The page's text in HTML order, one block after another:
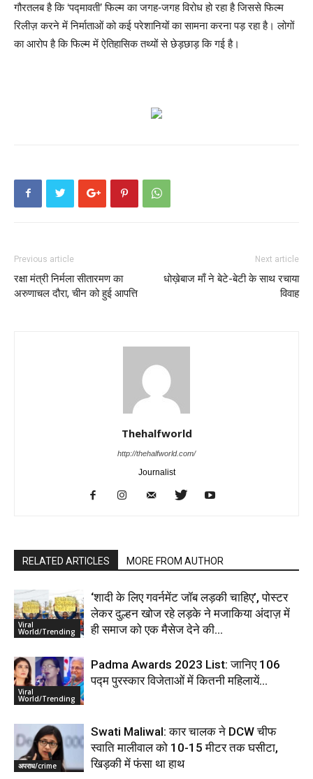
गौरतलब है कि ‘पद्मावती’ फिल्म का जगह-जगह विरोध हो रहा है जिससे फिल्म
रिलीज़ करने में निर्माताओं को कई परेशानियों का सामना करना पड़ रहा है। लोगों
का आरोप है कि फिल्म में ऐतिहासिक तथ्यों से छेड़छाड़ कि गई है।
Previous article
रक्षा मंत्री निर्मला सीतारमण का
अरुणाचल दौरा, चीन को हुई आपत्ति
Next article
धोख़ेबाज माँ ने बेटे-बेटी के साथ रचाया
विवाह
Thehalfworld
http://thehalfworld.com/
Journalist
RELATED ARTICLES MORE FROM AUTHOR
Viral
World/Trending
‘शादी के लिए गवर्नमेंट जॉब लड़की चाहिए’, पोस्टर
लेकर दुल्हन खोज रहे लड़के ने मजाकिया अंदाज़ में
ही समाज को एक मैसेज देने की...
Viral
World/Trending
Padma Awards 2023 List: जानिए 106
पद्म पुरस्कार विजेताओं में कितनी महिलायें…
अपराध/crime
Swati Maliwal: कार चालक ने DCW चीफ
स्वाति मालीवाल को 10-15 मीटर तक घसीटा,
खिड़की में फंसा था हाथ